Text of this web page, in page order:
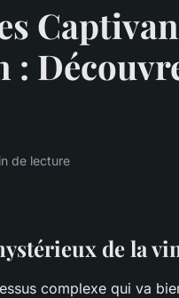
de lecture
de la
complexe qui va